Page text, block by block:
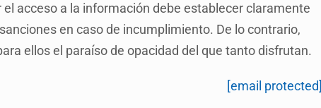
acceso a la información debe establecer claramente
en caso de incumplimiento. De lo contrario,
ellos el paraíso de opacidad del que tanto disfrutan.
[email protected]